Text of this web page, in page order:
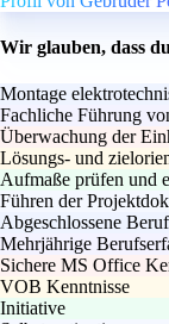
Wir glauben, dass
Montage
Fachliche Führung
Überwachung der
Lösungs- und
Aufmaße prüfen und
Führen der
Abgeschlossene
Mehrjährige
Sichere MS Office
VOB Kenntnisse
Initiative